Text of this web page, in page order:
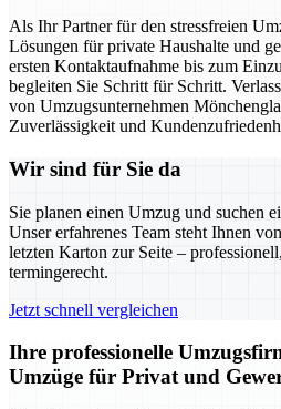
Als Ihr Partner für den stressfreien
Lösungen für private Haushalte und
ersten Kontaktaufnahme bis zum
begleiten Sie Schritt für Schritt.
von Umzugsunternehmen
Zuverlässigkeit und
Wir sind für Sie da
Sie planen einen Umzug und suchen
Unser erfahrenes Team steht Ihnen
letzten Karton zur Seite –
termingerecht.
Jetzt schnell vergleichen
Ihre professionelle
Umzüge für Privat und